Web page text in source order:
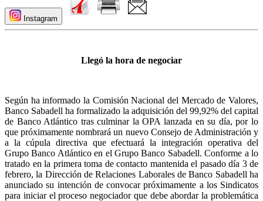
Instagram
Llegó la hora de negociar
Según ha informado la Comisión Nacional del Mercado de Valores,
Banco Sabadell ha formalizado la adquisición del 99,92% del capital
de Banco Atlántico tras culminar la OPA lanzada en su día, por lo
que próximamente nombrará un nuevo Consejo de Administración y
a la cúpula directiva que efectuará la integración operativa del
Grupo Banco Atlántico en el Grupo Banco Sabadell. Conforme a lo
tratado en la primera toma de contacto mantenida el pasado día 3 de
febrero, la Dirección de Relaciones Laborales de Banco Sabadell ha
anunciado su intención de convocar próximamente a los Sindicatos
para iniciar el proceso negociador que debe abordar la problemática